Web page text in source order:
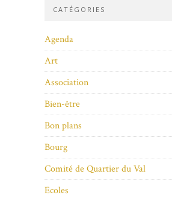
CATÉGORIES
Agenda
Art
Association
Bien-être
Bon plans
Bourg
Comité de Quartier du Val
Ecoles